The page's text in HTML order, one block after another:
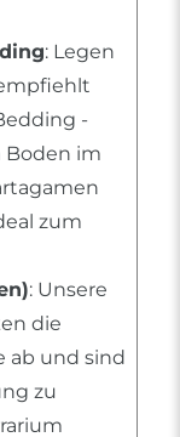
: Legen
-
Boden im
zum
: Unsere
die
ab und sind
zu